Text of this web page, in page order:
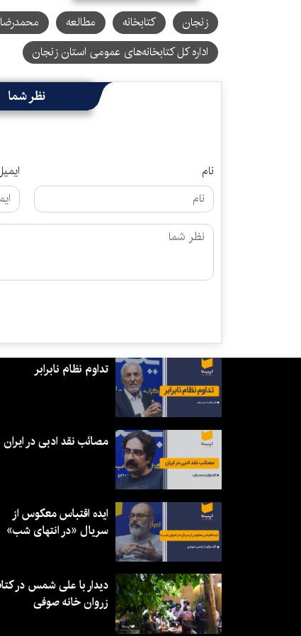
زنجان کتابخانه مطالعه
اداره کل کتابخانه‌های عمومی استان زنجان
نظر شما
نام
تداوم نظام نابرابر
مصائب نقد ادبی در ایران
ایده اقتباس معکوس از
سریال «در انتهای شب»
دیدار با علی شمس در
زروان خانه صوفی